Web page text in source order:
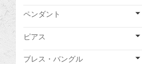
ペンダント
ピアス
ブレス・バングル